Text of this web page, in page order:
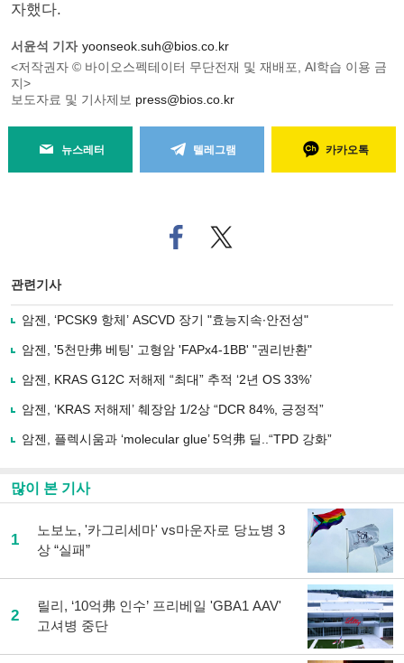
자했다.
서윤석 기자 yoonseok.suh@bios.co.kr
<저작권자 © 바이오스펙테이터 무단전재 및 재배포, AI학습 이용 금
지>
보도자료 및 기사제보 press@bios.co.kr
뉴스레터 텔레그램 카카오톡
페
이
로
기
사
유
기
트위
터로
관련기사
암젠, ‘PCSK9 항체’ ASCVD 장기 "효능지속∙안전성"
암젠, '5천만弗 베팅' 고형암 'FAPx4-1BB' "권리반환"
암젠, KRAS G12C 저해제 “최대” 추적 ‘2년 OS 33%’
암젠, ‘KRAS 저해제’ 췌장암 1/2상 “DCR 84%, 긍정적”
암젠, 플렉시움과 ‘molecular glue’ 5억弗 딜..“TPD 강화”
많이 본 기사
1
노보노, '카그리세마' vs마운자로 당뇨병 3
상 “실패”
2
릴리, ‘10억弗 인수’ 프리베일 'GBA1 AAV'
고셔병 중단